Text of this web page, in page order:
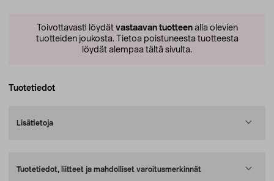
Toivottavasti löydät vastaavan tuotteenalla olevien
tuotteiden joukosta. Tietoa poistuneesta tuotteesta
löydät alempaa tältä sivulta.
Tuotetiedot
Lisätietoja
Tuotetiedot, liitteet ja mahdolliset varoitusmerkinnät